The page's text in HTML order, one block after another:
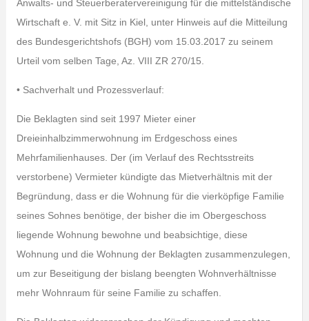
Anwalts- und Steuerberatervereinigung für die mittelständische
Wirtschaft e. V. mit Sitz in Kiel, unter Hinweis auf die Mitteilung
des Bundesgerichtshofs (BGH) vom 15.03.2017 zu seinem
Urteil vom selben Tage, Az. VIII ZR 270/15.
• Sachverhalt und Prozessverlauf:
Die Beklagten sind seit 1997 Mieter einer
Dreieinhalbzimmerwohnung im Erdgeschoss eines
Mehrfamilienhauses. Der (im Verlauf des Rechtsstreits
verstorbene) Vermieter kündigte das Mietverhältnis mit der
Begründung, dass er die Wohnung für die vierköpfige Familie
seines Sohnes benötige, der bisher die im Obergeschoss
liegende Wohnung bewohne und beabsichtige, diese
Wohnung und die Wohnung der Beklagten zusammenzulegen,
um zur Beseitigung der bislang beengten Wohnverhältnisse
mehr Wohnraum für seine Familie zu schaffen.